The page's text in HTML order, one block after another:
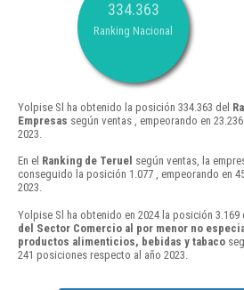
334.363
Ranking Nacional
Yolpise Sl ha obtenido la posición 334.363 del
Empresas según ventas , empeorando en
2023.
En el Ranking de Teruel según ventas, la
conseguido la posición 1.077 , empeorando en
2023.
Yolpise Sl ha obtenido en 2024 la posición 3.169
del Sector Comercio al por menor no
productos alimenticios, bebidas y tabaco
241 posiciones respecto al año 2023.